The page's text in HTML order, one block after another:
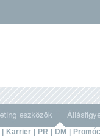
Karrier PR DM